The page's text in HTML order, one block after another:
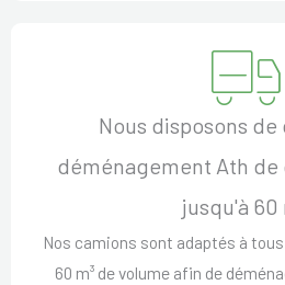
Nous disposons
déménagement Ath de
jusqu'à 60
Nos camions sont adaptés à
60 m³ de volume afin de